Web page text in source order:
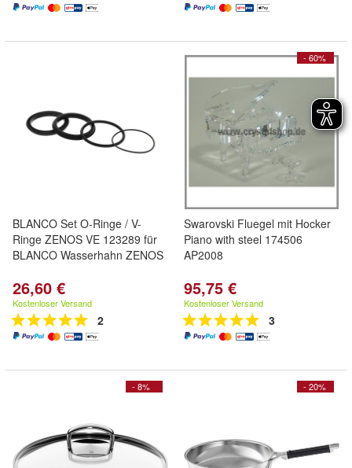
BLANCO Set O-Ringe / V-
Ringe ZENOS VE 123289 für
BLANCO Wasserhahn ZENOS
26,60 €
Kostenloser Versand
2
- 60%
Swarovski Fluegel mit Hocker
Piano with steel 174506
AP2008
95,75 €
Kostenloser Versand
3
- 8% - 20%